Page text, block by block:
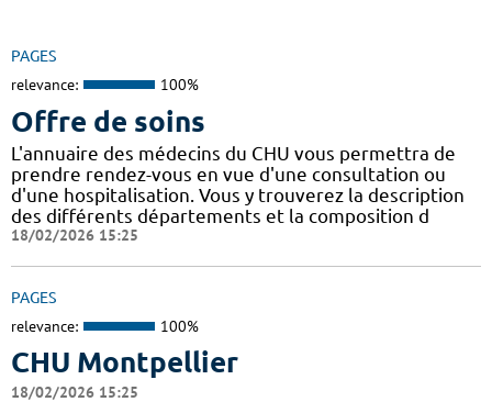
PAGES
relevance: 100%
Offre de soins
L'annuaire des médecins du CHU vous permettra de
prendre rendez-vous en vue d'une consultation ou
d'une hospitalisation. Vous y trouverez la description
des différents départements et la composition d
18/02/2026 15:25
PAGES
relevance: 100%
CHU Montpellier
18/02/2026 15:25